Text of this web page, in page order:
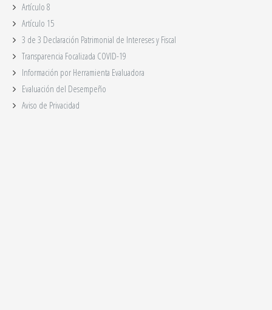
Artículo 8
Artículo 15
3 de 3 Declaración Patrimonial de Intereses y Fiscal
Transparencia Focalizada COVID-19
Información por Herramienta Evaluadora
Evaluación del Desempeño
Aviso de Privacidad